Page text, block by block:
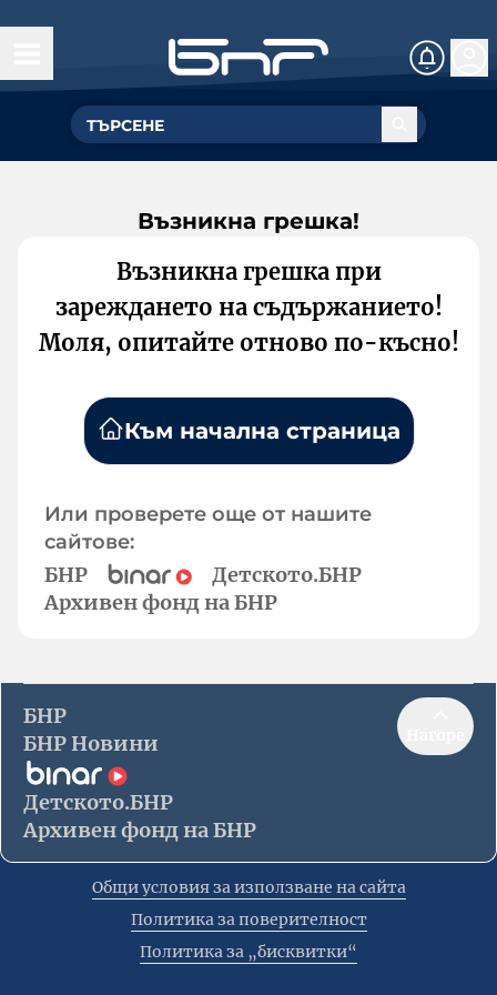
Възникна грешка!
Възникна грешка при
зареждането на съдържанието!
Моля, опитайте отново по-късно!
Към начална страница
Или проверете още от нашите
сайтове:
БНР
Детското.БНР
Архивен фонд на БНР
БНР
БНР Новини
Детското.БНР
Архивен фонд на БНР
Общи условия за използване на сайта
Политика за поверителност
Политика за „бисквитки“